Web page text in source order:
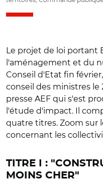
Le projet de loi portant
l'aménagement et du
Conseil d'Etat fin
conseil des ministres le
presse AEF qui s'est
l'étude d'impact. Il
quatre titres. Zoom sur
concernant les
TITRE I :
MOINS CHER"